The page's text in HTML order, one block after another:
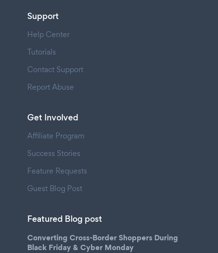
Support
Help Center
Tutorials
Contact Support
Report Abuse
Get Involved
Affiliate Program
Success Stories
Feature Requests
Guest Blog Post
Featured Blog post
Converting Cross-Border Shoppers During
Black Friday & Cyber Monday